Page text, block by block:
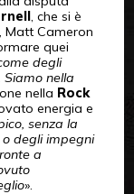
, che si è
Matt Cameron
quei
degli
nella
nella Rock
energia e
senza la
degli impegni
a
».